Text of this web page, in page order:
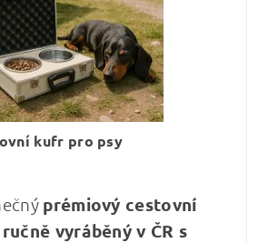
kufr pro psy
prémiový cestovní
ručně vyráběný v ČR s